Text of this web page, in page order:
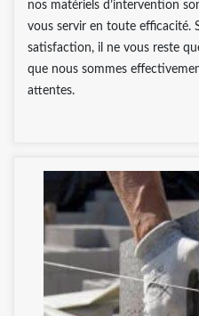
nos matériels d’intervention
vous servir en toute efficacité.
satisfaction, il ne vous reste
que nous sommes
attentes.